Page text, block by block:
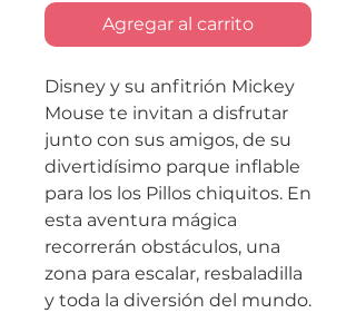
Agregar al carrito
Disney y su anfitrión Mickey
Mouse te invitan a disfrutar
junto con sus amigos, de su
divertidísimo parque inflable
para los los Pillos chiquitos. En
esta aventura mágica
recorrerán obstáculos, una
zona para escalar, resbaladilla
y toda la diversión del mundo.